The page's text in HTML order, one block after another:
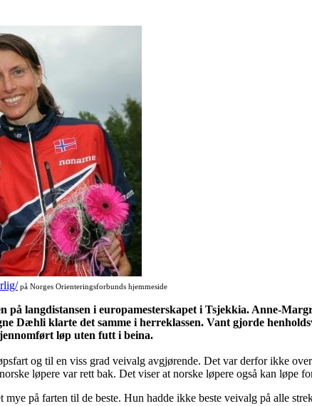
på Norges Orienteringsforbunds hjemmeside
på langdistansen i europamesterskapet i Tsjekkia. Anne-
Dæhli klarte det samme i herreklassen. Vant gjorde
løp uten futt i beina.
og til en viss grad veivalg avgjørende. Det var derfor ikke
løpere var rett bak. Det viser at norske løpere også kan løpe
på farten til de beste. Hun hadde ikke beste veivalg på alle